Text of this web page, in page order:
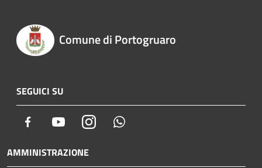
Comune di Portogruaro
SEGUICI SU
Facebook YoutubeInstagram
AMMINISTRAZIONE